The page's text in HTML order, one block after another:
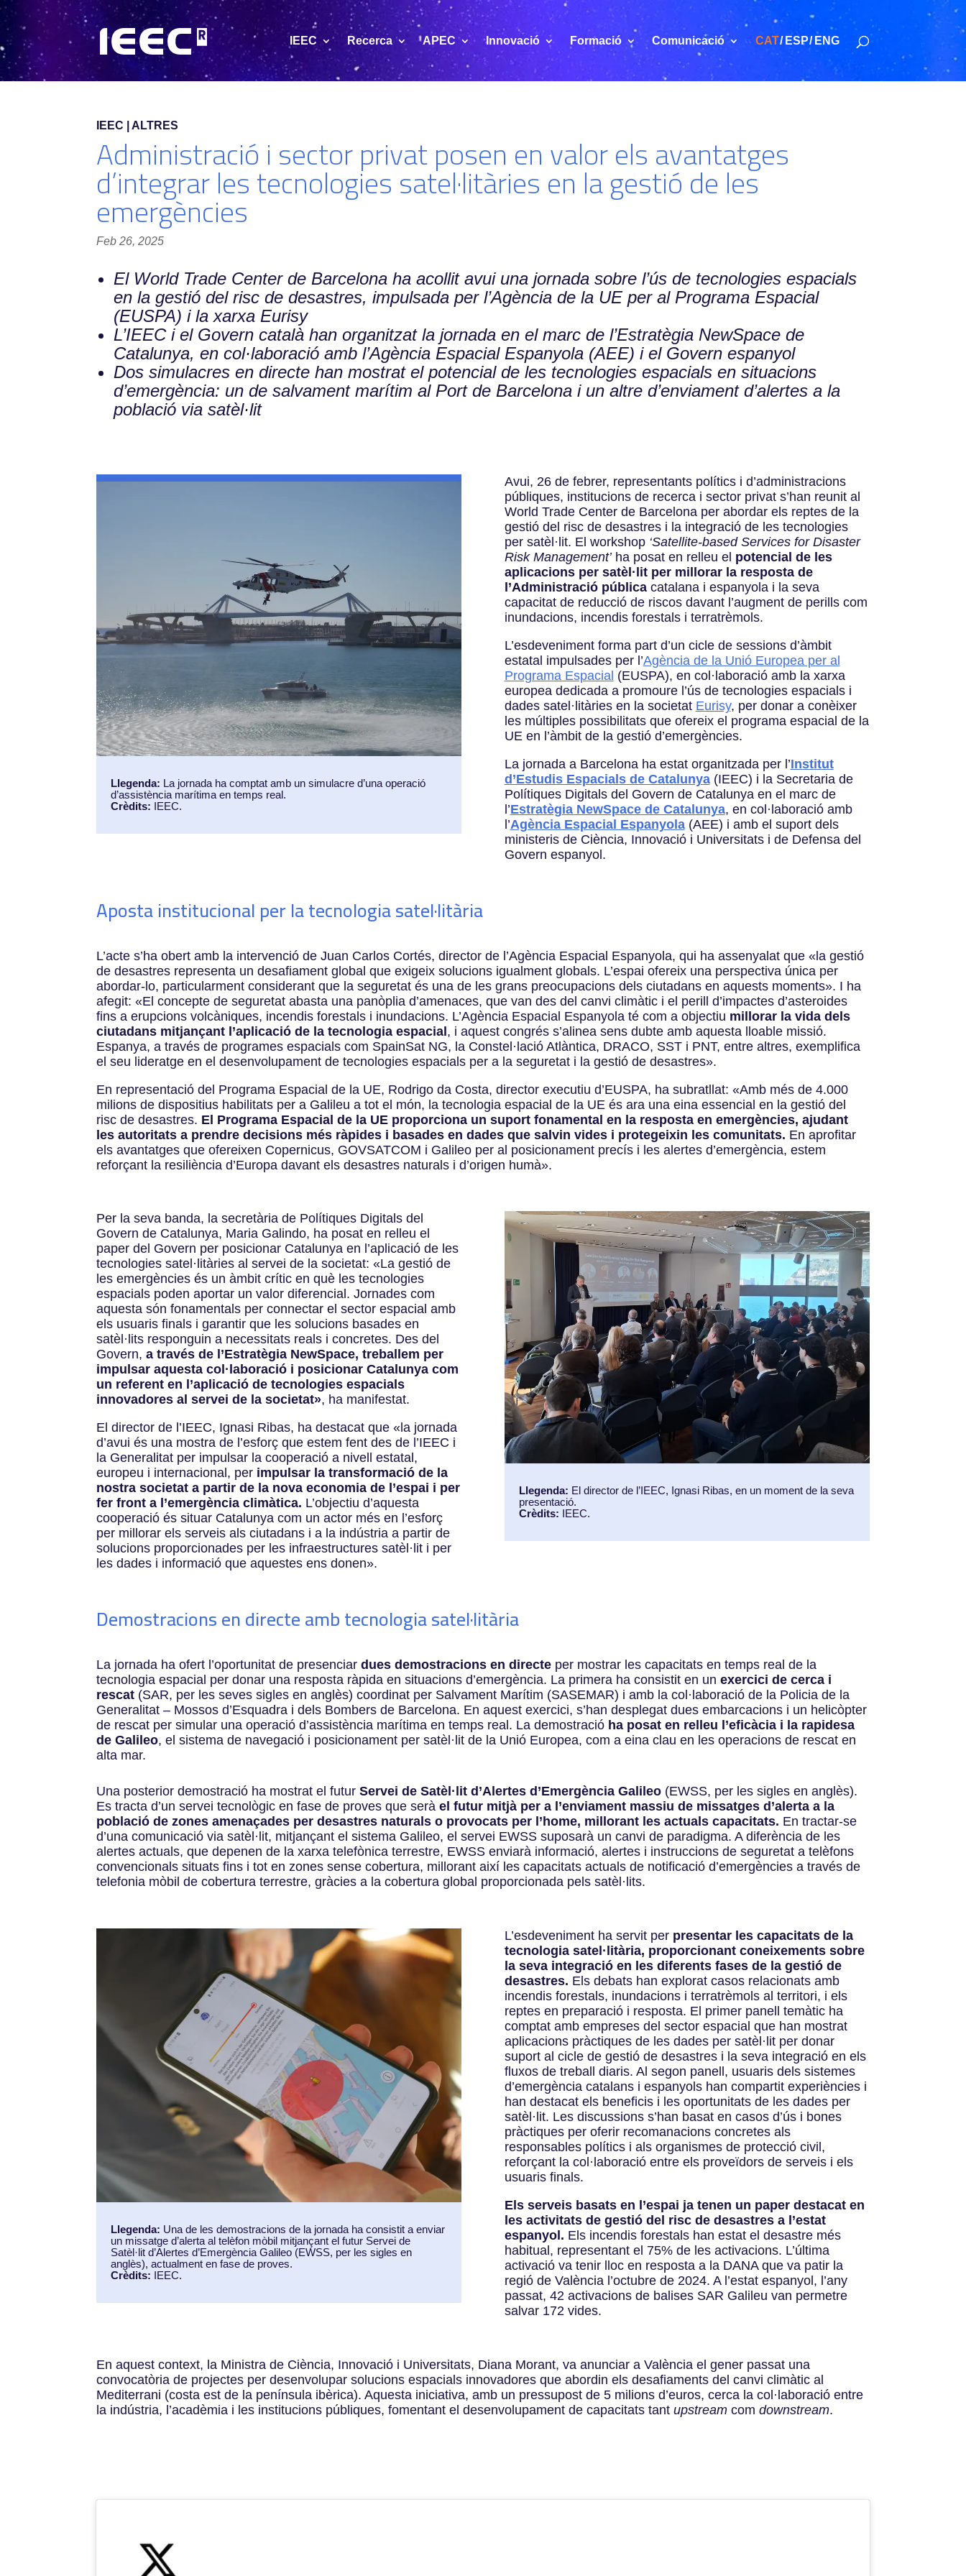
IEEC Recerca APEC Innovació Formació Comunicació CAT ESP ENG
IEEC | ALTRES
Administració i sector privat posen en valor els avantatges
d’integrar les tecnologies satel·litàries en la gestió de les
emergències
Feb 26, 2025
El World Trade Center de Barcelona ha acollit avui una jornada sobre l’ús de tecnologies espacials
en la gestió del risc de desastres, impulsada per l’Agència de la UE per al Programa Espacial
(EUSPA) i la xarxa Eurisy
L’IEEC i el Govern català han organitzat la jornada en el marc de l’Estratègia NewSpace de
Catalunya, en col·laboració amb l’Agència Espacial Espanyola (AEE) i el Govern espanyol
Dos simulacres en directe han mostrat el potencial de les tecnologies espacials en situacions
d’emergència: un de salvament marítim al Port de Barcelona i un altre d’enviament d’alertes a la
població via satèl·lit
Llegenda: La jornada ha comptat amb un simulacre d’una operació
d’assistència marítima en temps real.
Crèdits: IEEC.
Avui, 26 de febrer, representants polítics i d’administracions
públiques, institucions de recerca i sector privat s’han reunit al
World Trade Center de Barcelona per abordar els reptes de la
gestió del risc de desastres i la integració de les tecnologies
per satèl·lit. El workshop‘Satellite-based Services for Disaster
Risk Management’ha posat en relleu el potencial de les
aplicacions per satèl·lit per millorar la resposta de
l’Administració públicacatalana i espanyola i la seva
capacitat de reducció de riscos davant l’augment de perills com
inundacions, incendis forestals i terratrèmols.
L’esdeveniment forma part d’un cicle de sessions d’àmbit
estatal impulsades per l’Agència de la Unió Europea per al
Programa Espacial (EUSPA), en col·laboració amb la xarxa
europea dedicada a promoure l’ús de tecnologies espacials i
dades satel·litàries en la societat Eurisy, per donar a conèixer
les múltiples possibilitats que ofereix el programa espacial de la
UE en l’àmbit de la gestió d’emergències.
La jornada a Barcelona ha estat organitzada per l’Institut
d’Estudis Espacials de Catalunya(IEEC) i la Secretaria de
Polítiques Digitals del Govern de Catalunya en el marc de
l’Estratègia NewSpace de Catalunya, en col·laboració amb
l’Agència Espacial Espanyola(AEE) i amb el suport dels
ministeris de Ciència, Innovació i Universitats i de Defensa del
Govern espanyol.
Aposta institucional per la tecnologia satel·litària
L’acte s’ha obert amb la intervenció de Juan Carlos Cortés, director de l’Agència Espacial Espanyola, qui ha assenyalat que «la gestió
de desastres representa un desafiament global que exigeix solucions igualment globals. L’espai ofereix una perspectiva única per
abordar-lo, particularment considerant que la seguretat és una de les grans preocupacions dels ciutadans en aquests moments». I ha
afegit:«El concepte de seguretat abasta una panòplia d’amenaces, que van des del canvi climàtic i el perill d’impactes d’asteroides
fins a erupcions volcàniques, incendis forestals i inundacions. L’Agència Espacial Espanyola té com a objectiu millorar la vida dels
ciutadans mitjançant l’aplicació de la tecnologia espacial, i aquest congrés s’alinea sens dubte amb aquesta lloable missió.
Espanya, a través de programes espacials com SpainSat NG, la Constel·lació Atlàntica, DRACO, SST i PNT, entre altres, exemplifica
el seu lideratge en el desenvolupament de tecnologies espacials per a la seguretat i la gestió de desastres».
En representació del Programa Espacial de la UE, Rodrigo da Costa, director executiu d’EUSPA, ha subratllat:«Amb més de 4.000
milions de dispositius habilitats per a Galileu a tot el món, la tecnologia espacial de la UE és ara una eina essencial en la gestió del
risc de desastres. El Programa Espacial de la UE proporciona un suport fonamental en la resposta en emergències, ajudant
les autoritats a prendre decisions més ràpides i basades en dades que salvin vides i protegeixin les comunitats. En aprofitar
els avantatges que ofereixen Copernicus, GOVSATCOM i Galileo per al posicionament precís i les alertes d’emergència, estem
reforçant la resiliència d’Europa davant els desastres naturals i d’origen humà».
Per la seva banda, la secretària de Polítiques Digitals del
Govern de Catalunya, Maria Galindo, ha posat en relleu el
paper del Govern per posicionar Catalunya en l’aplicació de les
tecnologies satel·litàries al servei de la societat: «La gestió de
les emergències és un àmbit crític en què les tecnologies
espacials poden aportar un valor diferencial. Jornades com
aquesta són fonamentals per connectar el sector espacial amb
els usuaris finals i garantir que les solucions basades en
satèl·lits responguin a necessitats reals i concretes. Des del
Govern,a través de l’Estratègia NewSpace, treballem per
impulsar aquesta col·laboració i posicionar Catalunya com
un referent en l’aplicació de tecnologies espacials
innovadores al servei de la societat», ha manifestat.
El director de l’IEEC, Ignasi Ribas, ha destacat que« la jornada
d’avui és una mostra de l’esforç que estem fent des de l’IEEC i
la Generalitat per impulsar la cooperació a nivell estatal,
europeu i internacional, per impulsar la transformació de la
nostra societat a partir de la nova economia de l’espai i per
fer front a l’emergència climàtica. L’objectiu d’aquesta
cooperació és situar Catalunya com un actor més en l’esforç
per millorar els serveis als ciutadans i a la indústria a partir de
solucions proporcionades per les infraestructures satèl·lit i per
les dades i informació que aquestes ens donen».
Llegenda: El director de l’IEEC, Ignasi Ribas, en un moment de la seva
presentació.
Crèdits: IEEC.
Demostracions en directe amb tecnologia satel·litària
La jornada ha ofert l’oportunitat de presenciardues demostracions en directe per mostrar les capacitats en temps real de la
tecnologia espacial per donar una resposta ràpida en situacions d’emergència. La primera ha consistit en unexercici de cerca i
rescat (SAR, per les seves sigles en anglès)coordinat per Salvament Marítim (SASEMAR) i amb la col·laboració de la Policia de la
Generalitat – Mossos d’Esquadra i dels Bombers de Barcelona. En aquest exercici, s’han desplegat dues embarcacions i un helicòpter
de rescat per simular una operació d’assistència marítima en temps real. La demostració ha posat en relleu l’eficàcia i la rapidesa
de Galileo, el sistema de navegació i posicionament per satèl·lit de la Unió Europea, com a eina clau en les operacions de rescat en
alta mar.
Una posterior demostració ha mostrat el futurServei de Satèl·lit d’Alertes d’Emergència Galileo (EWSS, per les sigles en anglès).
Es tracta d’un servei tecnològic en fase de proves que seràel futur mitjà per a l’enviament massiu de missatges d’alerta a la
població de zones amenaçades per desastres naturals o provocats per l’home, millorant les actuals capacitats. En tractar-se
d’una comunicació via satèl·lit, mitjançant el sistema Galileo, el servei EWSS suposarà un canvi de paradigma. A diferència de les
alertes actuals, que depenen de la xarxa telefònica terrestre, EWSS enviarà informació, alertes i instruccions de seguretat a telèfons
convencionals situats fins i tot en zones sense cobertura, millorant així les capacitats actuals de notificació d’emergències a través de
telefonia mòbil de cobertura terrestre, gràcies a la cobertura global proporcionada pels satèl·lits.
Llegenda: Una de les demostracions de la jornada ha consistit a enviar
un missatge d’alerta al telèfon mòbil mitjançant el futur Servei de
Satèl·lit d’Alertes d’Emergència Galileo (EWSS, per les sigles en
anglès), actualment en fase de proves.
Crèdits: IEEC.
L’esdeveniment ha servit per presentar les capacitats de la
tecnologia satel·litària, proporcionant coneixements sobre
la seva integració en les diferents fases de la gestió de
desastres. Els debats han explorat casos relacionats amb
incendis forestals, inundacions i terratrèmols al territori, i els
reptes en preparació i resposta. El primer panell temàtic ha
comptat amb empreses del sector espacial que han mostrat
aplicacions pràctiques de les dades per satèl·lit per donar
suport al cicle de gestió de desastres i la seva integració en els
fluxos de treball diaris. Al segon panell, usuaris dels sistemes
d’emergència catalans i espanyols han compartit experiències i
han destacat els beneficis i les oportunitats de les dades per
satèl·lit. Les discussions s’han basat en casos d’ús i bones
pràctiques per oferir recomanacions concretes als
responsables polítics i als organismes de protecció civil,
reforçant la col·laboració entre els proveïdors de serveis i els
usuaris finals.
Els serveis basats en l’espai ja tenen un paper destacat en
les activitats de gestió del risc de desastres a l’estat
espanyol. Els incendis forestals han estat el desastre més
habitual, representant el 75% de les activacions. L’última
activació va tenir lloc en resposta a la DANA que va patir la
regió de València l’octubre de 2024. A l’estat espanyol, l’any
passat, 42 activacions de balises SAR Galileu van permetre
salvar 172 vides.
En aquest context, la Ministra de Ciència, Innovació i Universitats, Diana Morant, va anunciar a València el gener passat una
convocatòria de projectes per desenvolupar solucions espacials innovadores que abordin els desafiaments del canvi climàtic al
Mediterrani (costa est de la península ibèrica). Aquesta iniciativa, amb un pressupost de 5 milions d’euros, cerca la col·laboració entre
la indústria, l’acadèmia i les institucions públiques, fomentant el desenvolupament de capacitats tantupstreamcomdownstream.